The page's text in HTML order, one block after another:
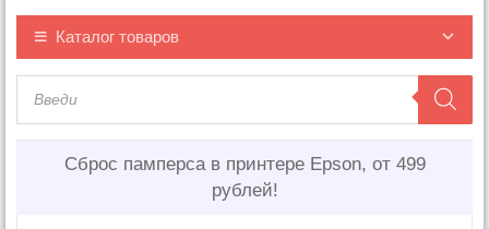
Каталог товаров
Сброс памперса в принтере Epson, от 499
рублей!